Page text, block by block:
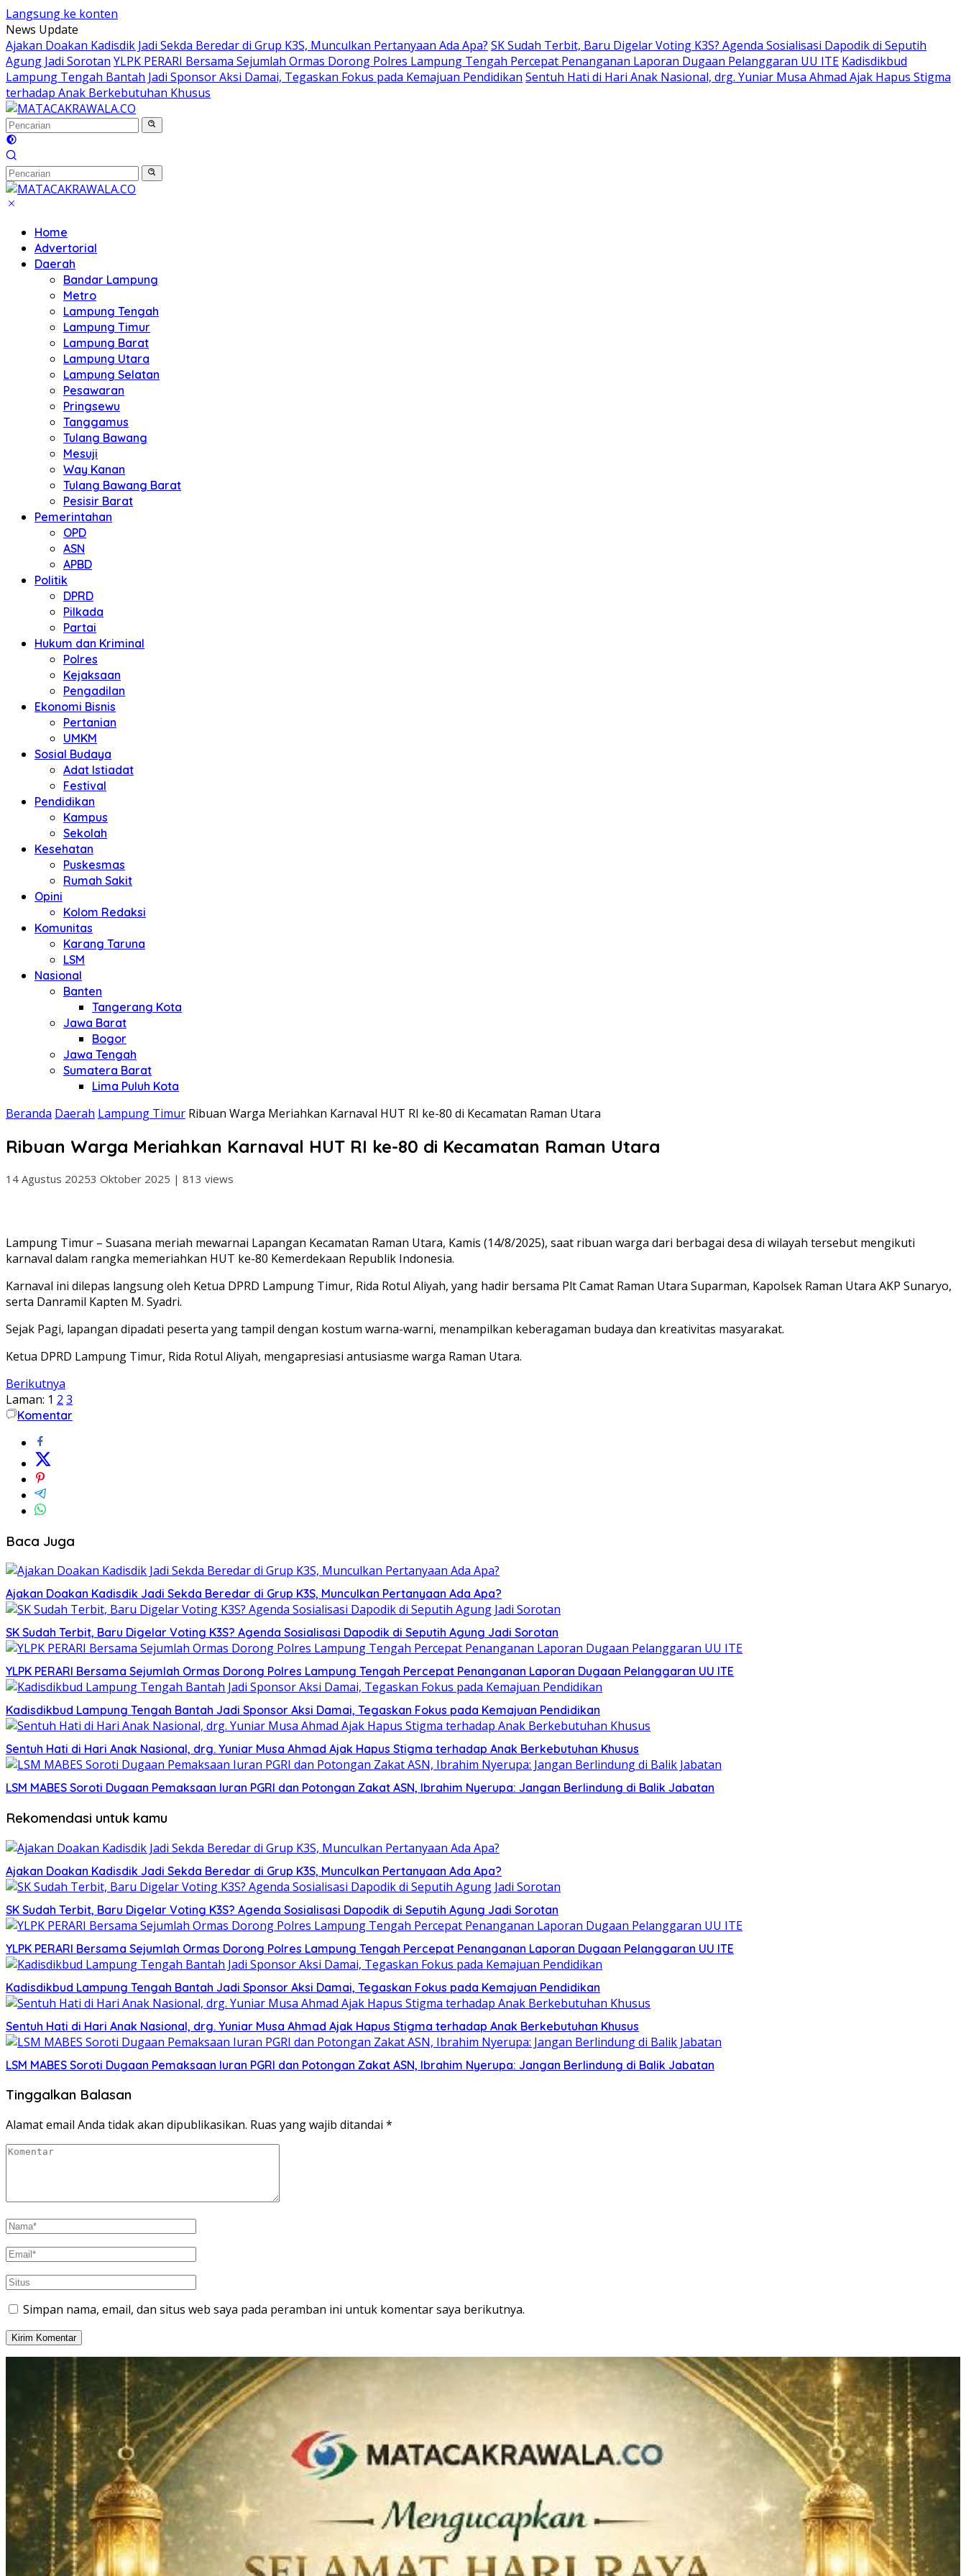
Langsung ke konten
News Update
Ajakan Doakan Kadisdik Jadi Sekda Beredar di Grup K3S, Munculkan Pertanyaan Ada Apa? SK Sudah Terbit, Baru Digelar Voting K3S? Agenda Sosialisasi Dapodik di Seputih
Agung Jadi Sorotan YLPK PERARI Bersama Sejumlah Ormas Dorong Polres Lampung Tengah Percepat Penanganan Laporan Dugaan Pelanggaran UU ITE Kadisdikbud
Lampung Tengah Bantah Jadi Sponsor Aksi Damai, Tegaskan Fokus pada Kemajuan Pendidikan Sentuh Hati di Hari Anak Nasional, drg. Yuniar Musa Ahmad Ajak Hapus Stigma
terhadap Anak Berkebutuhan Khusus
Home
Advertorial
Daerah
Bandar Lampung
Metro
Lampung Tengah
Lampung Timur
Lampung Barat
Lampung Utara
Lampung Selatan
Pesawaran
Pringsewu
Tanggamus
Tulang Bawang
Mesuji
Way Kanan
Tulang Bawang Barat
Pesisir Barat
Pemerintahan
OPD
ASN
APBD
Politik
DPRD
Pilkada
Partai
Hukum dan Kriminal
Polres
Kejaksaan
Pengadilan
Ekonomi Bisnis
Pertanian
UMKM
Sosial Budaya
Adat Istiadat
Festival
Pendidikan
Kampus
Sekolah
Kesehatan
Puskesmas
Rumah Sakit
Opini
Kolom Redaksi
Komunitas
Karang Taruna
LSM
Nasional
Banten
Tangerang Kota
Jawa Barat
Bogor
Jawa Tengah
Sumatera Barat
Lima Puluh Kota
Beranda Daerah Lampung Timur Ribuan Warga Meriahkan Karnaval HUT RI ke-80 di Kecamatan Raman Utara
Ribuan Warga Meriahkan Karnaval HUT RI ke-80 di Kecamatan Raman Utara
14 Agustus 20253 Oktober 2025 | 813 views
Lampung Timur – Suasana meriah mewarnai Lapangan Kecamatan Raman Utara, Kamis (14/8/2025), saat ribuan warga dari berbagai desa di wilayah tersebut mengikuti
karnaval dalam rangka memeriahkan HUT ke-80 Kemerdekaan Republik Indonesia.
Karnaval ini dilepas langsung oleh Ketua DPRD Lampung Timur, Rida Rotul Aliyah, yang hadir bersama Plt Camat Raman Utara Suparman, Kapolsek Raman Utara AKP Sunaryo,
serta Danramil Kapten M. Syadri.
Sejak Pagi, lapangan dipadati peserta yang tampil dengan kostum warna-warni, menampilkan keberagaman budaya dan kreativitas masyarakat.
Ketua DPRD Lampung Timur, Rida Rotul Aliyah, mengapresiasi antusiasme warga Raman Utara.
Berikutnya
Laman: 1 2 3
Komentar
Baca Juga
Ajakan Doakan Kadisdik Jadi Sekda Beredar di Grup K3S, Munculkan Pertanyaan Ada Apa?
SK Sudah Terbit, Baru Digelar Voting K3S? Agenda Sosialisasi Dapodik di Seputih Agung Jadi Sorotan
YLPK PERARI Bersama Sejumlah Ormas Dorong Polres Lampung Tengah Percepat Penanganan Laporan Dugaan Pelanggaran UU ITE
Kadisdikbud Lampung Tengah Bantah Jadi Sponsor Aksi Damai, Tegaskan Fokus pada Kemajuan Pendidikan
Sentuh Hati di Hari Anak Nasional, drg. Yuniar Musa Ahmad Ajak Hapus Stigma terhadap Anak Berkebutuhan Khusus
LSM MABES Soroti Dugaan Pemaksaan Iuran PGRI dan Potongan Zakat ASN, Ibrahim Nyerupa: Jangan Berlindung di Balik Jabatan
Rekomendasi untuk kamu
Ajakan Doakan Kadisdik Jadi Sekda Beredar di Grup K3S, Munculkan Pertanyaan Ada Apa?
SK Sudah Terbit, Baru Digelar Voting K3S? Agenda Sosialisasi Dapodik di Seputih Agung Jadi Sorotan
YLPK PERARI Bersama Sejumlah Ormas Dorong Polres Lampung Tengah Percepat Penanganan Laporan Dugaan Pelanggaran UU ITE
Kadisdikbud Lampung Tengah Bantah Jadi Sponsor Aksi Damai, Tegaskan Fokus pada Kemajuan Pendidikan
Sentuh Hati di Hari Anak Nasional, drg. Yuniar Musa Ahmad Ajak Hapus Stigma terhadap Anak Berkebutuhan Khusus
LSM MABES Soroti Dugaan Pemaksaan Iuran PGRI dan Potongan Zakat ASN, Ibrahim Nyerupa: Jangan Berlindung di Balik Jabatan
Tinggalkan Balasan
Alamat email Anda tidak akan dipublikasikan. Ruas yang wajib ditandai *
Simpan nama, email, dan situs web saya pada peramban ini untuk komentar saya berikutnya.